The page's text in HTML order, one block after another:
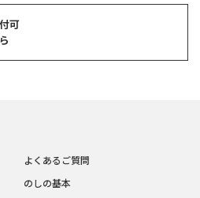
可
よくあるご質問
のしの基本